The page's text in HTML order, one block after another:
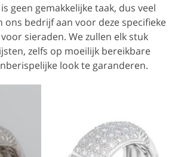
geen gemakkelijke taak, dus veel
bedrijf aan voor deze specifieke
sieraden. We zullen elk stuk
zelfs op moeilijk bereikbare
look te garanderen.